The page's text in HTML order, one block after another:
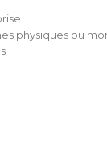
physiques ou